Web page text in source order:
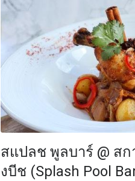
สแปลช พูลบาร์ @ ส
งบีช (Splash Pool